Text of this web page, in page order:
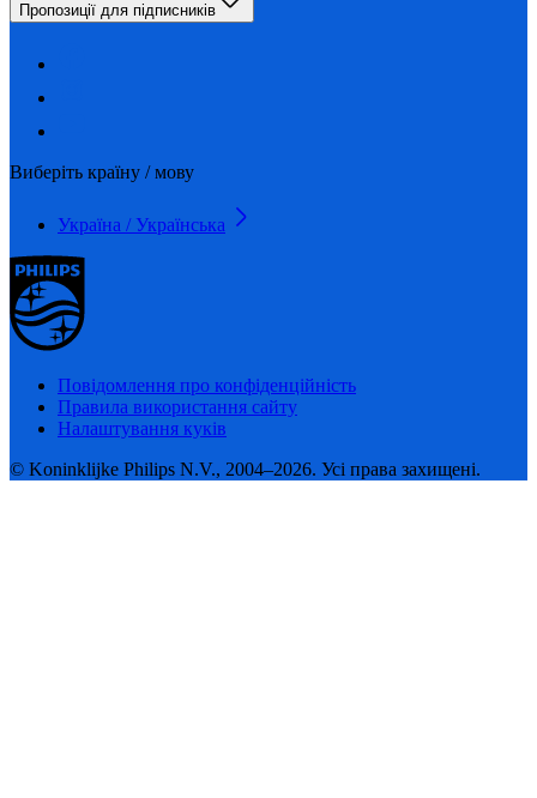
Пропозиції для підписників
Виберіть країну / мову
Україна / Українська
Повідомлення про конфіденційність
Правила використання сайту
Налаштування куків
© Koninklijke Philips N.V., 2004–2026. Усі права захищені.